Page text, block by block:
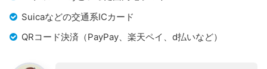
Suicaなどの交通系ICカード
QRコード決済（PayPay、楽天ペイ、d払いなど）